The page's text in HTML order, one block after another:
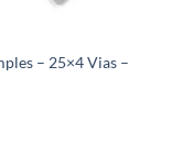
– 25×4 Vias –